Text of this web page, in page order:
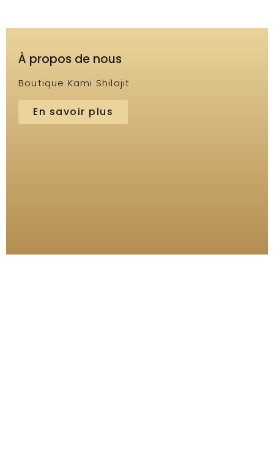
À propos de nous
Boutique Kami Shilajit
En savoir plus